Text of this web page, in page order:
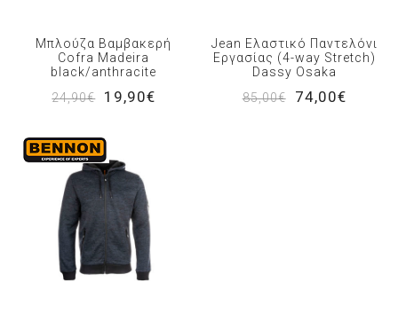
Μπλούζα Βαμβακερή
Cofra Madeira
black/anthracite
24,90€
19,90€
Jean Ελαστικό Παντελόνι
Εργασίας (4-way Stretch)
Dassy Osaka
85,00€
74,00€